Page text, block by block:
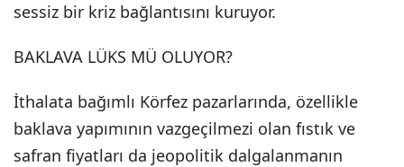
sessiz bir kriz bağlantısını kuruyor.
BAKLAVA LÜKS MÜ OLUYOR?
İthalata bağımlı Körfez pazarlarında, özellikle
baklava yapımının vazgeçilmezi olan fıstık ve
safran fiyatları da jeopolitik dalgalanmanın